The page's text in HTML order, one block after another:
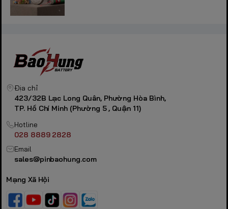
Địa chỉ
423/32B Lạc Long Quân, Phường Hòa Bình,
TP. Hồ Chí Minh (Phường 5 , Quận 11)
Hotline
028 8889 2828
Email
sales@pinbaohung.com
Mạng Xã Hội